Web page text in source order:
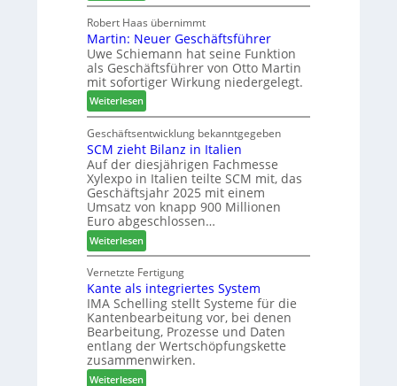
z
u
m
2
0
2
7
g
t
H
o
l
z
b
a
u
p
r
o
z
e
s
s
H
o
m
a
g
l
ä
d
t
z
u
m
T
r
e
f
f
e
n
Robert Haas übernimmt
Martin: Neuer Geschäftsführer
Uwe Schiemann hat seine Funktion
als Geschäftsführer von Otto Martin
mit sofortiger Wirkung niedergelegt.
Weiterlesen:
M
a
r
t
i
n
:
N
e
u
e
r
G
e
s
c
h
Geschäftsentwicklung bekanntgegeben
SCM zieht Bilanz in Italien
Auf der diesjährigen Fachmesse
Xylexpo in Italien teilte SCM mit, das
Geschäftsjahr 2025 mit einem
Umsatz von knapp 900 Millionen
Euro abgeschlossen…
Weiterlesen:
S
C
M
z
i
e
h
t
B
Vernetzte Fertigung
Kante als integriertes System
IMA Schelling stellt Systeme für die
Kantenbearbeitung vor, bei denen
Bearbeitung, Prozesse und Daten
entlang der Wertschöpfungskette
zusammenwirken.
Weiterlesen: